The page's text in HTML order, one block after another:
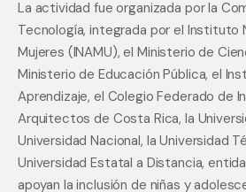
La actividad fue organizada por la
Tecnología, integrada por el Instituto
Mujeres (INAMU), el Ministerio de
Ministerio de Educación Pública, el
Aprendizaje, el Colegio Federado de
Arquitectos de Costa Rica, la
Universidad Nacional, la Universidad
Universidad Estatal a Distancia,
apoyan la inclusión de niñas y